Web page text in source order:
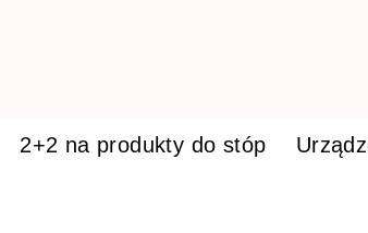
2+2 na produkty do stóp